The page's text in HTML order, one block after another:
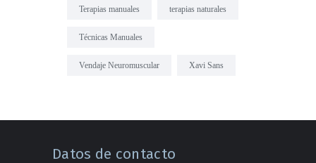
Terapias manuales terapias naturales
Técnicas Manuales
Vendaje Neuromuscular Xavi Sans
Datos de contacto